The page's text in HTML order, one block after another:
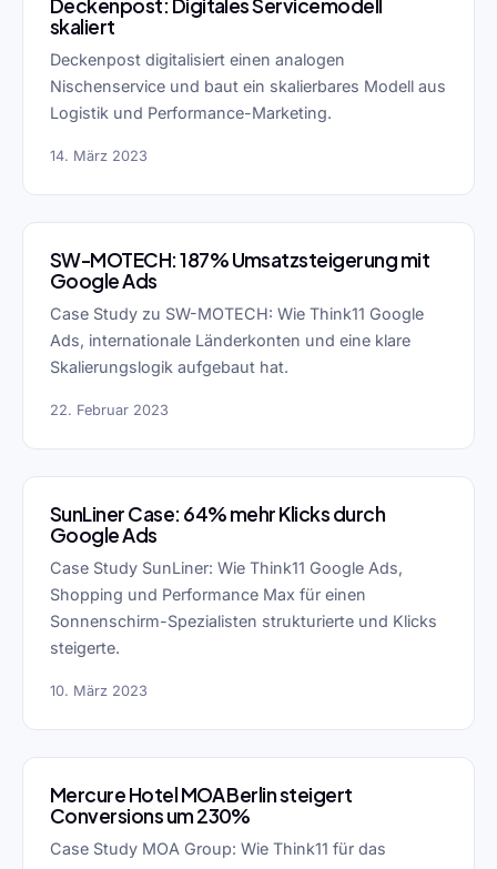
Deckenpost: Digitales Servicemodell
skaliert
Deckenpost digitalisiert einen analogen
Nischenservice und baut ein skalierbares Modell aus
Logistik und Performance-Marketing.
14. März 2023
SW-MOTECH: 187% Umsatzsteigerung mit
Google Ads
Case Study zu SW-MOTECH: Wie Think11 Google
Ads, internationale Länderkonten und eine klare
Skalierungslogik aufgebaut hat.
22. Februar 2023
SunLiner Case: 64% mehr Klicks durch
Google Ads
Case Study SunLiner: Wie Think11 Google Ads,
Shopping und Performance Max für einen
Sonnenschirm-Spezialisten strukturierte und Klicks
steigerte.
10. März 2023
Mercure Hotel MOA Berlin steigert
Conversions um 230%
Case Study MOA Group: Wie Think11 für das